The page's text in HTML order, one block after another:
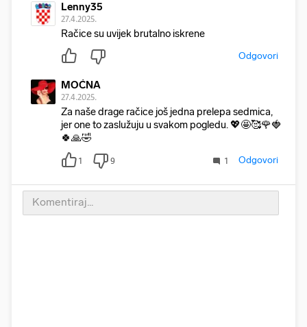
Lenny35
27.4.2025.
Račice su uvijek brutalno iskrene
Odgovori
MOĆNA
27.4.2025.
Za naše drage račice još jedna prelepa sedmica,
jer one to zaslužuju u svakom pogledu. 💖🤩🥰🌹🍓
🍀🙏🤣
1 9 1 Odgovori